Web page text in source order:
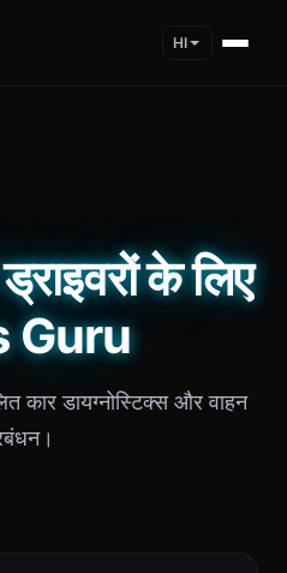
HI
के लिए
Guru
कार डायग्नोस्टिक्स और वाहन